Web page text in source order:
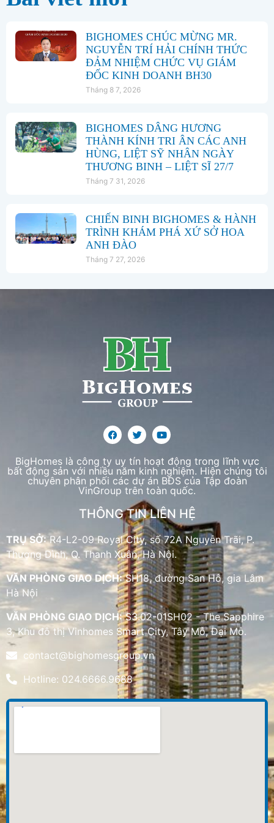
BIGHOMES CHÚC MỪNG MR.
NGUYỄN TRÍ HẢI CHÍNH THỨC
ĐẢM NHIỆM CHỨC VỤ GIÁM
ĐỐC KINH DOANH BH30
Tháng 8 7, 2026
BIGHOMES DÂNG HƯƠNG
THÀNH KÍNH TRI ÂN CÁC ANH
HÙNG, LIỆT SỸ NHÂN NGÀY
THƯƠNG BINH – LIỆT SĨ 27/7
Tháng 7 31, 2026
CHIẾN BINH BIGHOMES & HÀNH
TRÌNH KHÁM PHÁ XỨ SỞ HOA
ANH ĐÀO
Tháng 7 27, 2026
BigHomes là công ty uy tín hoạt động trong lĩnh vực
bất động sản với nhiều năm kinh nghiệm. Hiện chúng tôi
chuyên phân phối các dự án BĐS của Tập đoàn
VinGroup trên toàn quốc.
THÔNG TIN LIÊN HỆ
TRỤ SỞ:R4-L2-09 Royal City, số 72A Nguyễn Trãi, P.
Thượng Đình, Q. Thanh Xuân, Hà Nội.
VĂN PHÒNG GIAO DỊCH:SH18, đường San Hô, gia Lâm
Hà Nội
VĂN PHÒNG GIAO DỊCH:S3.02-01SH02 - The Sapphire
3, Khu đô thị Vinhomes Smart City, Tây Mỗ, Đại Mỗ.
contact@bighomesgroup.vn
Hotline: 024.6666.9688